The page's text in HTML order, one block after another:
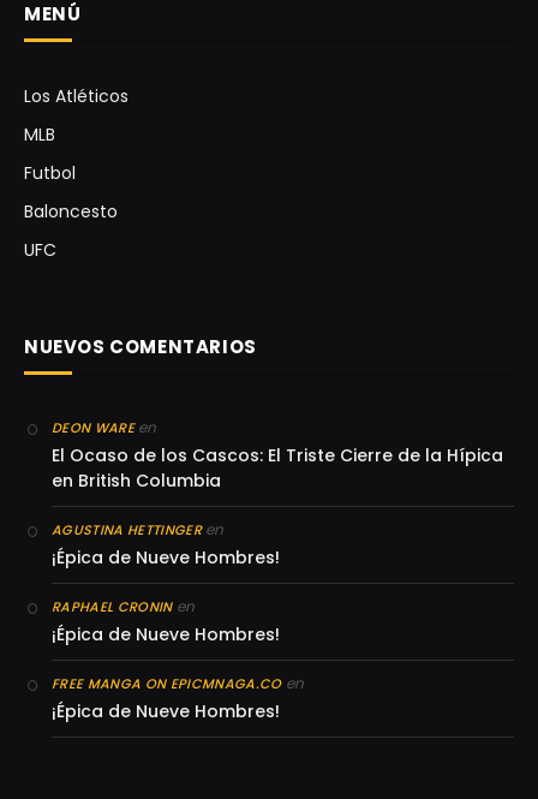
MENÚ
Los Atléticos
MLB
Futbol
Baloncesto
UFC
NUEVOS COMENTARIOS
DEON WAREen
El Ocaso de los Cascos: El Triste Cierre de la Hípica
en British Columbia
AGUSTINA HETTINGERen
¡Épica de Nueve Hombres!
RAPHAEL CRONINen
¡Épica de Nueve Hombres!
FREE MANGA ON EPICMNAGA.COen
¡Épica de Nueve Hombres!